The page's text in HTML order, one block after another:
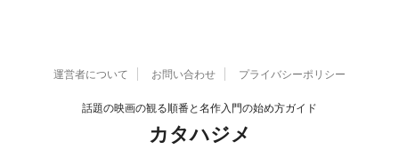
運営者について お問い合わせ プライバシーポリシー
話題の映画の観る順番と名作入門の始め方ガイド
カタハジメ